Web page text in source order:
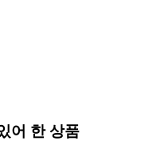
어 한 상품